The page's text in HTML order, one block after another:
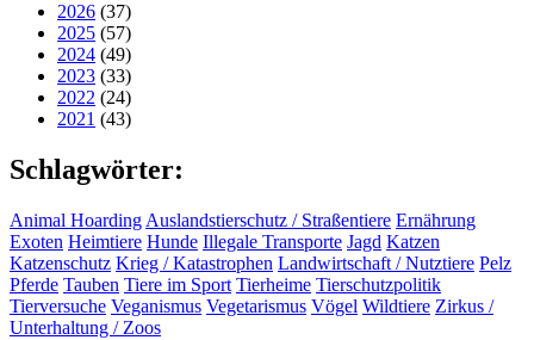
2026 (37)
2025 (57)
2024 (49)
2023 (33)
2022 (24)
2021 (43)
Schlagwörter:
Animal Hoarding Auslandstierschutz / Straßentiere Ernährung
Exoten Heimtiere Hunde Illegale Transporte Jagd Katzen
Katzenschutz Krieg / Katastrophen Landwirtschaft / Nutztiere Pelz
Pferde Tauben Tiere im Sport Tierheime Tierschutzpolitik
Tierversuche Veganismus Vegetarismus Vögel Wildtiere Zirkus /
Unterhaltung / Zoos